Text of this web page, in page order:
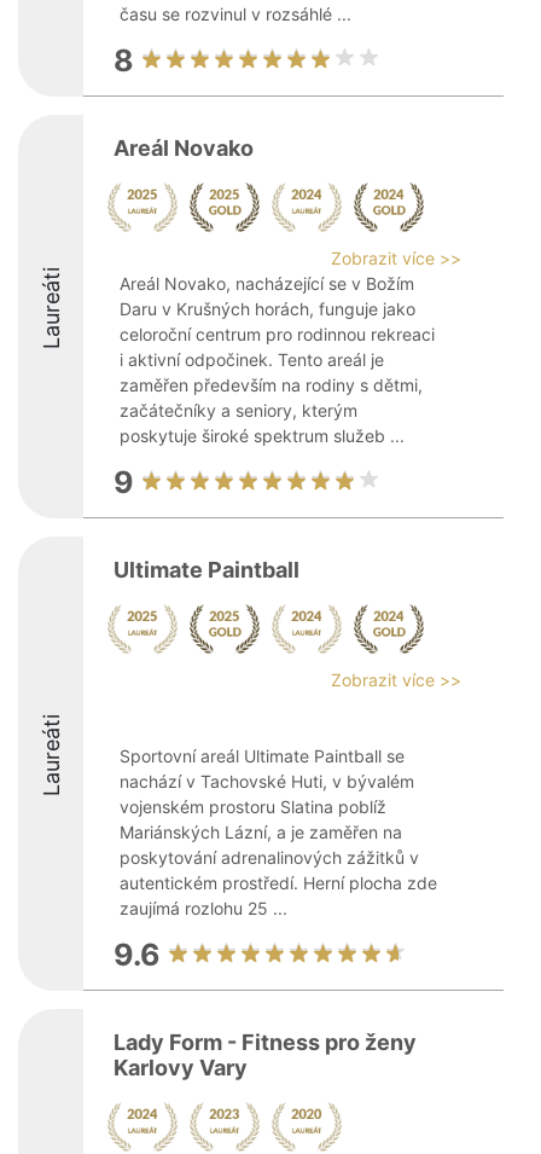
času se rozvinul v rozsáhlé ...
8
Laureáti
Areál Novako
Zobrazit více >>
Areál Novako, nacházející se v Božím
Daru v Krušných horách, funguje jako
celoroční centrum pro rodinnou rekreaci
i aktivní odpočinek. Tento areál je
zaměřen především na rodiny s dětmi,
začátečníky a seniory, kterým
poskytuje široké spektrum služeb ...
9
Laureáti
Ultimate Paintball
Zobrazit více >>
Sportovní areál Ultimate Paintball se
nachází v Tachovské Huti, v bývalém
vojenském prostoru Slatina poblíž
Mariánských Lázní, a je zaměřen na
poskytování adrenalinových zážitků v
autentickém prostředí. Herní plocha zde
zaujímá rozlohu 25 ...
9.6
Lady Form - Fitness pro ženy
Karlovy Vary